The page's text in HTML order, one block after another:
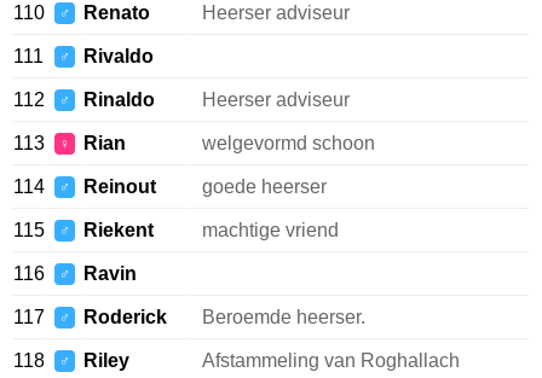
110 ♂ Renato Heerser adviseur
111 ♂ Rivaldo
112 ♂ Rinaldo Heerser adviseur
113 ♀ Rian welgevormd schoon
114 ♂ Reinout goede heerser
115 ♂ Riekent machtige vriend
116 ♂ Ravin
117 ♂ Roderick Beroemde heerser.
118 ♂ Riley Afstammeling van Roghallach